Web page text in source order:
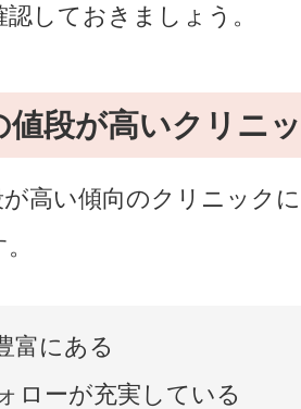
しておきましょう。
値段が高いクリニ
が高い傾向のクリニック
富にある
ローが充実している